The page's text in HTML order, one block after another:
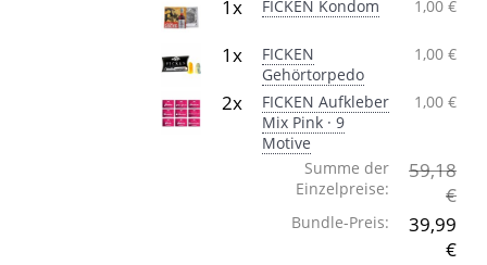
1x FICKEN Kondom 1,00 €
1x
FICKEN
Gehörtorpedo
1,00 €
2x
FICKEN Aufkleber
Mix Pink · 9
Motive
1,00 €
Summe der
Einzelpreise:
59,18
€
Bundle-Preis:
39,99
€